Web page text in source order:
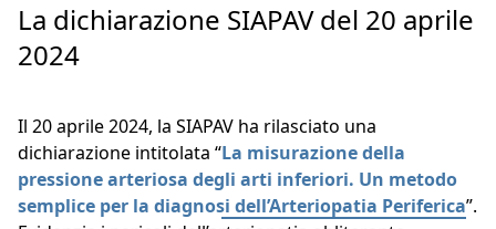
La dichiarazione SIAPAV del 20 aprile
2024
Il 20 aprile 2024, la SIAPAV ha rilasciato una
dichiarazione intitolata “La misurazione della
pressione arteriosa degli arti inferiori. Un metodo
semplice per la diagnosi dell’Arteriopatia Periferica”.